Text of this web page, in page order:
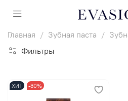
Главная Зубная паста
Фильтры
ХИТ -30%